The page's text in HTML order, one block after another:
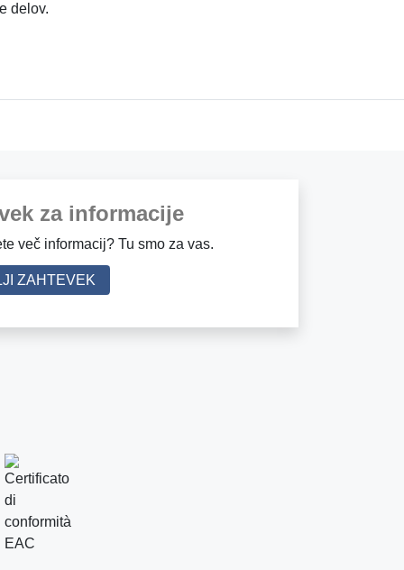
delov.
za informacije
več informacij? Tu smo za vas.
ZAHTEVEK